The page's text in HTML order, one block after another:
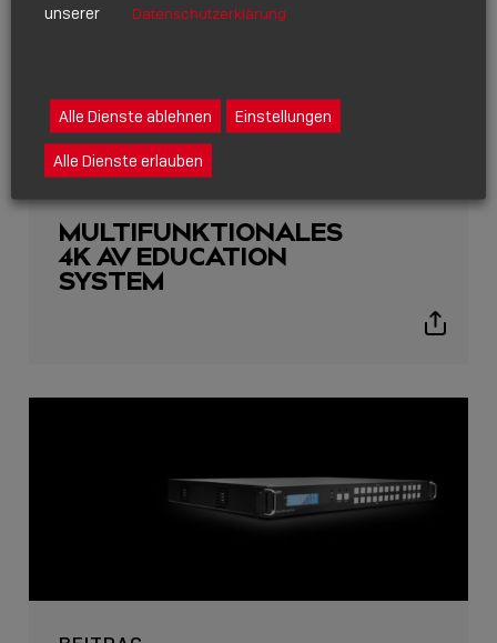
BEITRAG
JANUAR 09, 2020
MULTIFUNKTIONALES
4K AV EDUCATION
SYSTEM
Show
unserer
Datenschutzerklärung
Alle Dienste ablehnen Einstellungen
Alle Dienste erlauben